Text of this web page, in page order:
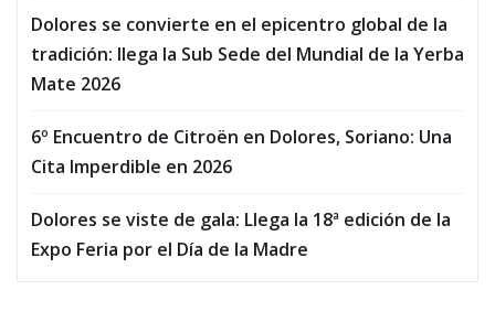
Dolores se convierte en el epicentro global de la
tradición: llega la Sub Sede del Mundial de la Yerba
Mate 2026
6º Encuentro de Citroën en Dolores, Soriano: Una
Cita Imperdible en 2026
Dolores se viste de gala: Llega la 18ª edición de la
Expo Feria por el Día de la Madre